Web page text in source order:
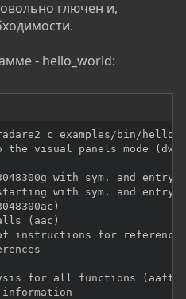
глючен и,
- hello_world:
c_examples/bin/
visual panels mode
with sym. and
with sym. and entry0
(aac)
instructions for
for all functions (aaft)